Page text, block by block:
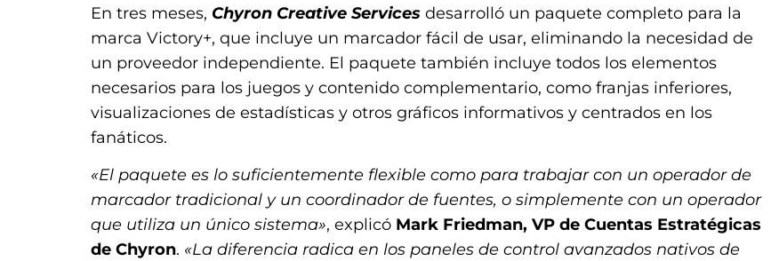
En tres meses, Chyron Creative Services desarrolló un paquete completo para la
marca Victory+, que incluye un marcador fácil de usar, eliminando la necesidad de
un proveedor independiente. El paquete también incluye todos los elementos
necesarios para los juegos y contenido complementario, como franjas inferiores,
visualizaciones de estadísticas y otros gráficos informativos y centrados en los
fanáticos.
«El paquete es lo suficientemente flexible como para trabajar con un operador de
marcador tradicional y un coordinador de fuentes, o simplemente con un operador
que utiliza un único sistema», explicó Mark Friedman, VP de Cuentas Estratégicas
de Chyron. «La diferencia radica en los paneles de control avanzados nativos de